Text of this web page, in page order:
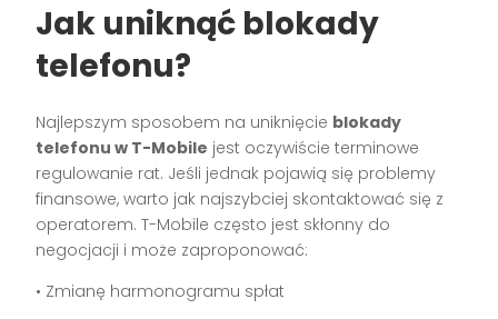
Jak uniknąć blokady
telefonu?
Najlepszym sposobem na uniknięcie blokady
telefonu w T-Mobile jest oczywiście terminowe
regulowanie rat. Jeśli jednak pojawią się problemy
finansowe, warto jak najszybciej skontaktować się z
operatorem. T-Mobile często jest skłonny do
negocjacji i może zaproponować:
• Zmianę harmonogramu spłat